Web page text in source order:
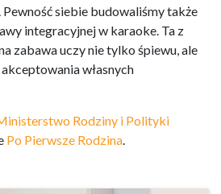
siebie budowaliśmy także
integracyjnej w karaoke. Ta z
zabawa uczy nie tylko śpiewu, ale
własnych
Rodziny i Polityki
Po Pierwsze Rodzina.